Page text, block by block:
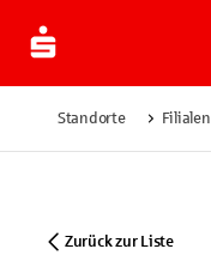
Standorte Filialen
Zurück zur Liste